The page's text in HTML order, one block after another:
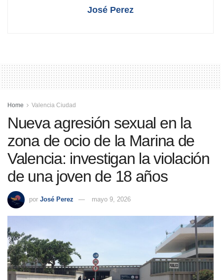
José Perez
Home Valencia Ciudad
Nueva agresión sexual en la
zona de ocio de la Marina de
Valencia: investigan la violación
de una joven de 18 años
por José Perez mayo 9, 2026